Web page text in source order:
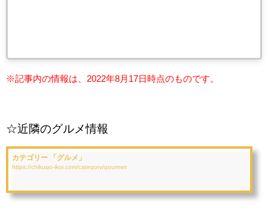
※記事内の情報は、2022年8月17日時点のものです。
☆近隣のグルメ情報
カテゴリー 「グルメ」
https://chikugo-ikoi.com/category/gourmet